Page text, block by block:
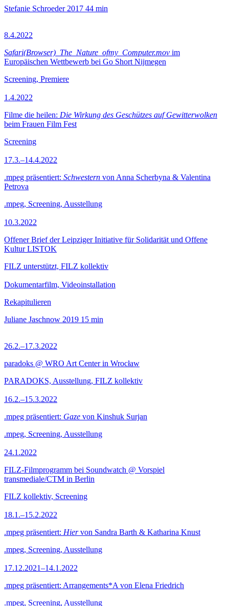
Stefanie Schroeder 2017 44 min
8.4.2022
Safari(Browser)_The_Nature_ofmy_Computer.mov im
Europäischen Wettbewerb bei Go Short Nijmegen
Screening, Premiere
1.4.2022
Filme die heilen: Die Wirkung des Geschützes auf Gewitterwolken
beim Frauen Film Fest
Screening
17.3.–14.4.2022
.mpeg präsentiert: Schwestern von Anna Scherbyna & Valentina
Petrova
.mpeg, Screening, Ausstellung
10.3.2022
Offener Brief der Leipziger Initiative für Solidarität und Offene
Kultur LISTOK
FILZ unterstützt, FILZ kollektiv
Dokumentarfilm, Videoinstallation
Rekapitulieren
Juliane Jaschnow 2019 15 min
26.2.–17.3.2022
paradoks @ WRO Art Center in Wrocław
PARADOKS, Ausstellung, FILZ kollektiv
16.2.–15.3.2022
.mpeg präsentiert: Gaze von Kinshuk Surjan
.mpeg, Screening, Ausstellung
24.1.2022
FILZ-Filmprogramm bei Soundwatch @ Vorspiel
transmediale/CTM in Berlin
FILZ kollektiv, Screening
18.1.–15.2.2022
.mpeg präsentiert: Hiervon Sandra Barth & Katharina Knust
.mpeg, Screening, Ausstellung
17.12.2021–14.1.2022
.mpeg präsentiert: Arrangements*A von Elena Friedrich
.mpeg, Screening, Ausstellung